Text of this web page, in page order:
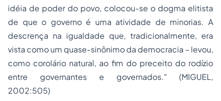
idéia de poder do povo, colocou-se o dogma elitista
de que o governo é uma atividade de minorias. A
descrença na igualdade que, tradicionalmente, era
vista como um quase-sinônimo da democracia – levou,
como corolário natural, ao fim do preceito do rodízio
entre governantes e governados." (MIGUEL,
2002:505)